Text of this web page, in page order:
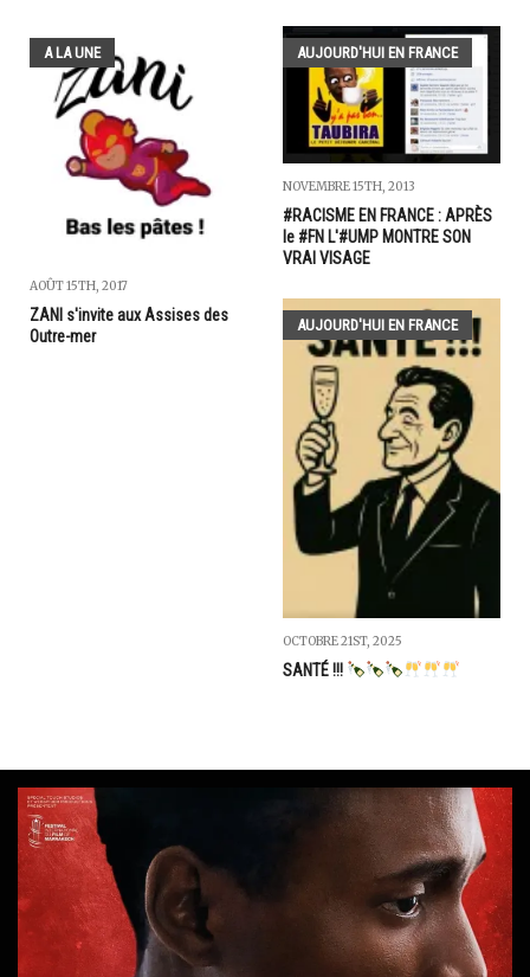
A LA UNE
AOÛT 15TH, 2017
ZANI s'invite aux Assises des
Outre-mer
AUJOURD'HUI EN FRANCE
NOVEMBRE 15TH, 2013
#RACISME EN FRANCE : APRÈS
le #FN L'#UMP MONTRE SON
VRAI VISAGE
AUJOURD'HUI EN FRANCE
OCTOBRE 21ST, 2025
SANTÉ !!!